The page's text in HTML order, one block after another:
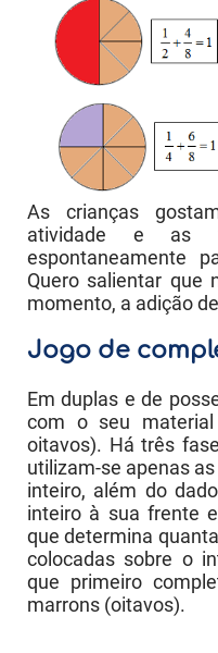
As crianças
atividade e as
espontaneamente
Quero salientar que
momento, a adição
Jogo de
Em duplas e de
com o seu
oitavos). Há três
utilizam-se apenas
inteiro, além do
inteiro à sua frente
que determina
colocadas sobre o
que primeiro
marrons (oitavos).